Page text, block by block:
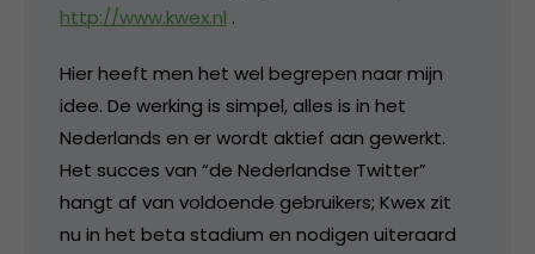
http://www.kwex.nl .
Hier heeft men het wel begrepen naar mijn
idee. De werking is simpel, alles is in het
Nederlands en er wordt aktief aan gewerkt.
Het succes van “de Nederlandse Twitter”
hangt af van voldoende gebruikers; Kwex zit
nu in het beta stadium en nodigen uiteraard